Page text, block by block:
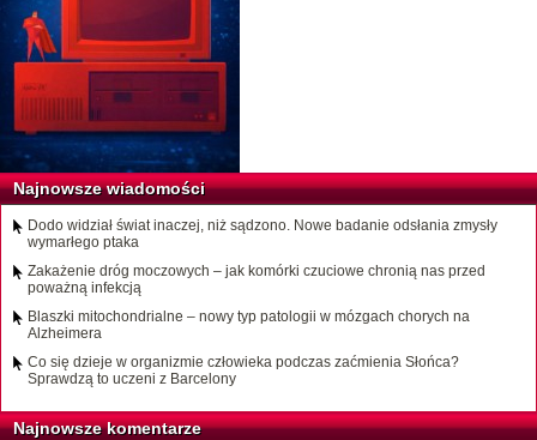
Najnowsze wiadomości
Dodo widział świat inaczej, niż sądzono. Nowe badanie odsłania zmysły
wymarłego ptaka
Zakażenie dróg moczowych – jak komórki czuciowe chronią nas przed
poważną infekcją
Blaszki mitochondrialne – nowy typ patologii w mózgach chorych na
Alzheimera
Co się dzieje w organizmie człowieka podczas zaćmienia Słońca?
Sprawdzą to uczeni z Barcelony
Najnowsze komentarze